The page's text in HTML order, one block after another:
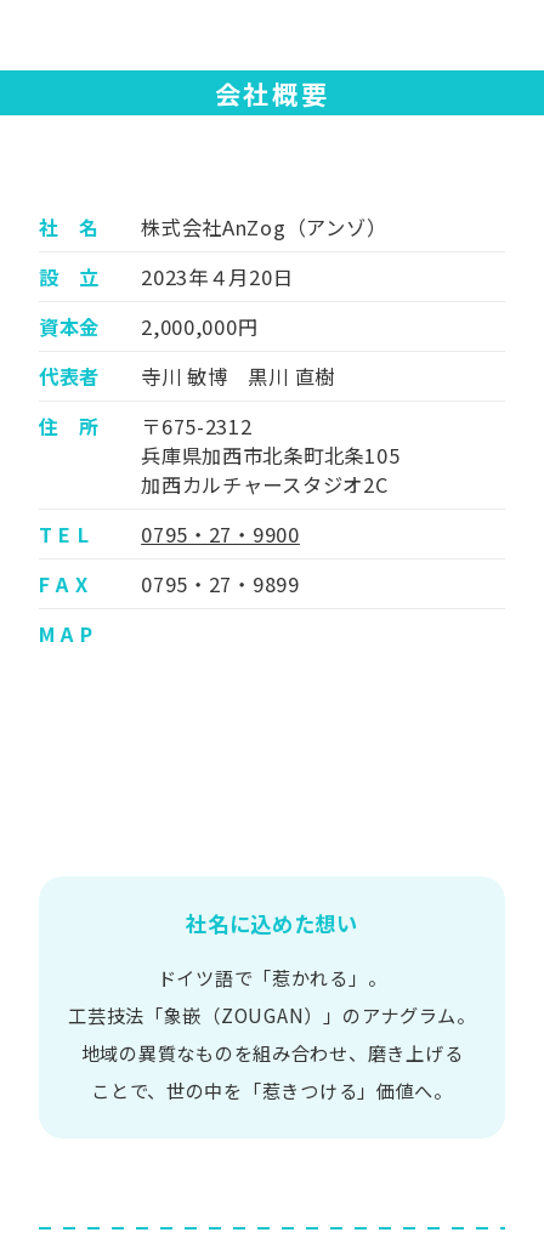
会社概要
社 名
株式会社AnZog（アンゾ）
設 立
2023年４月20日
資本金
2,000,000円
代表者
寺川 敏博 黒川 直樹
住 所
〒675-2312
兵庫県加西市北条町北条105
加西カルチャースタジオ2C
T E L
0795・27・9900
F A X
0795・27・9899
M A P
社名に込めた想い
ドイツ語で​「惹かれる」。
工芸技法​「象嵌​（ZOUGAN）」の​アナグラム。
地域の​異質な​ものを​組み合わせ、 磨き上げる​
ことで、 世の​中を​「惹きつける」価値へ。​